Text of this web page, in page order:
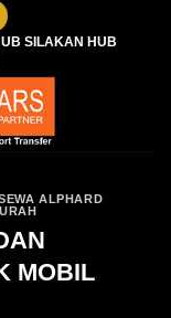
SILAKAN HUB
ALPHARD
MOBIL